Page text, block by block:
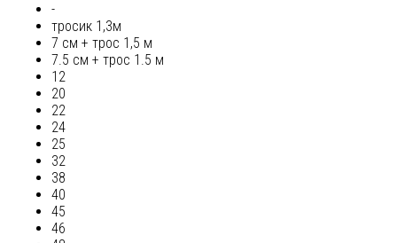
-
тросик 1,3м
7 см + трос 1,5 м
7.5 см + трос 1.5 м
12
20
22
24
25
32
38
40
45
46